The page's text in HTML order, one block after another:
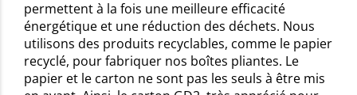
permettent à la fois une meilleure efficacité
énergétique et une réduction des déchets. Nous
utilisons des produits recyclables, comme le papier
recyclé, pour fabriquer nos boîtes pliantes. Le
papier et le carton ne sont pas les seuls à être mis